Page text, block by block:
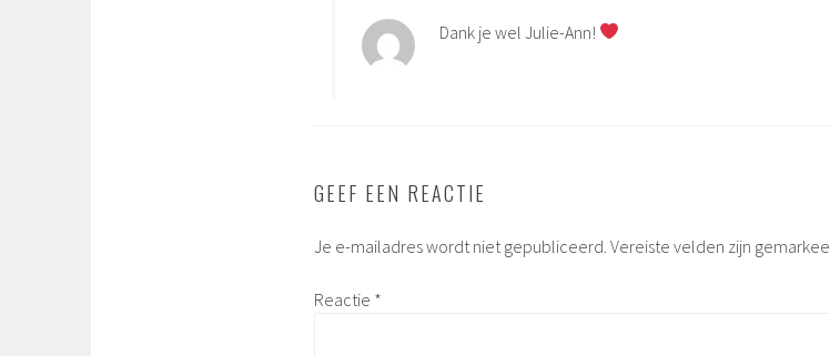
Dank je wel Julie-Ann!
GEEF EEN REACTIE
Je e-mailadres wordt niet gepubliceerd. Vereiste velden zijn
Reactie *